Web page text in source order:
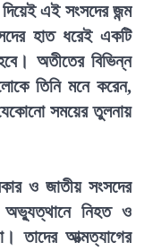
এই সংসদের জন্ম
হাত ধরেই একটি
অতীতের বিভিন্ন
তিনি মনে করেন,
সময়ের তুলনায়
ও জাতীয় সংসদের
নিহত ও
তাদের আত্মত্যাগের